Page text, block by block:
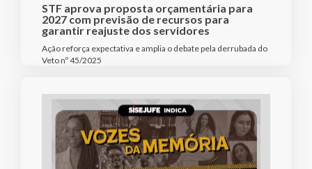
STF aprova proposta orçamentária para
2027 com previsão de recursos para
garantir reajuste dos servidores
Ação reforça expectativa e amplia o debate pela derrubada do
Veto nº 45/2025